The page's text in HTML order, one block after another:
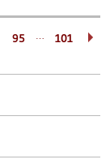
95 … 101